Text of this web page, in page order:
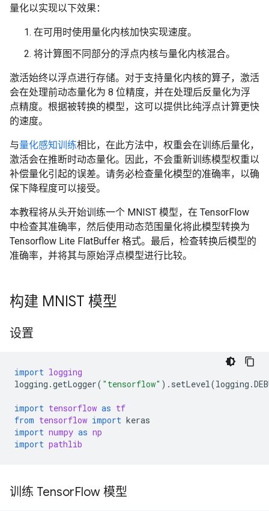
量化以实现以下效果：
在可用时使用量化内核加快实现速度。
将计算图不同部分的浮点内核与量化内核混合。
激活始终以浮点进行存储。对于支持量化内核的算子，激活
会在处理前动态量化为 8 位精度，并在处理后反量化为浮
点精度。根据被转换的模型，这可以提供比纯浮点计算更快
的速度。
与量化感知训练相比，在此方法中，权重会在训练后量化，
激活会在推断时动态量化。因此，不会重新训练模型权重以
补偿量化引起的误差。请务必检查量化模型的准确率，以确
保下降程度可以接受。
本教程将从头开始训练一个 MNIST 模型，在 TensorFlow
中检查其准确率，然后使用动态范围量化将此模型转换为
Tensorflow Lite FlatBuffer 格式。最后，检查转换后模型的
准确率，并将其与原始浮点模型进行比较。
构建 MNIST 模型
设置
import logging
logging .getLogger( "tensorflow" ) . setLevel(logging .
import tensorflow as tf
from tensorflow import keras
import numpy as np
import pathlib
训练 TensorFlow 模型